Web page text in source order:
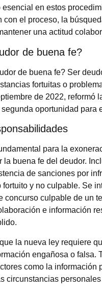
esencial en estos
el proceso, la
una actitud
de buena fe?
de buena fe? Ser
fortuitas o
de 2022, reformó
oportunidad para
para la
la buena fe del deudor.
de sanciones por
y no culpable. Se
concurso culpable de un
e información
la nueva ley requiere
engañosa o falsa.
como la
circunstancias